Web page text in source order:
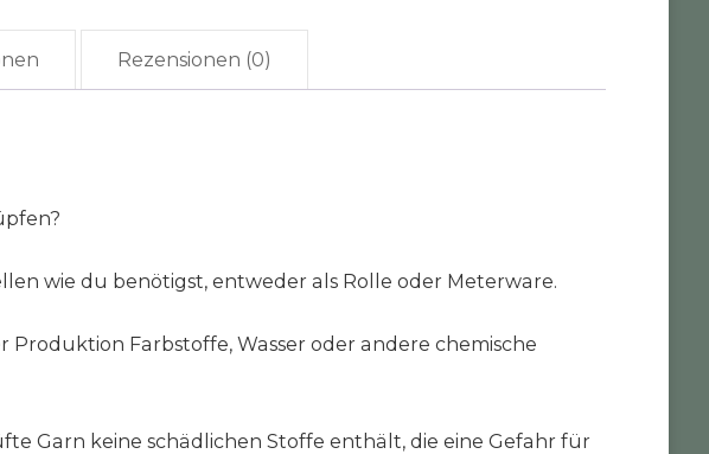
Rezensionen (0)
wie du benötigst, entweder als Rolle oder Meterware.
Farbstoffe, Wasser oder andere chemische
Garn keine schädlichen Stoffe enthält, die eine Gefahr für